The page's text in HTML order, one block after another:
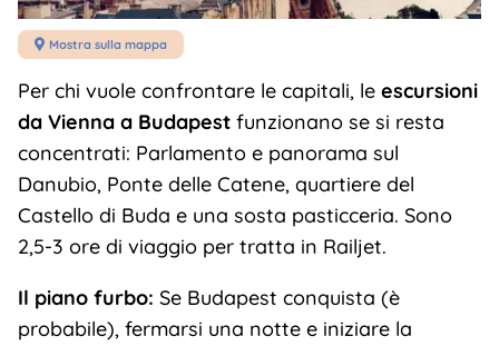
 Mostra sulla mappa
Per chi vuole confrontare le capitali, le escursioni
da Vienna a Budapestfunzionano se si resta
concentrati: Parlamento e panorama sul
Danubio, Ponte delle Catene, quartiere del
Castello di Buda e una sosta pasticceria. Sono
2,5-3 ore di viaggio per tratta in Railjet.
Il piano furbo: Se Budapest conquista (è
probabile), fermarsi una notte e iniziare la